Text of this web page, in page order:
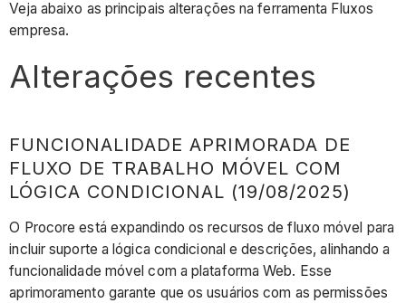
Veja abaixo as principais alterações na ferramenta Fluxos
empresa.
Alterações recentes
FUNCIONALIDADE APRIMORADA DE
FLUXO DE TRABALHO MÓVEL COM
LÓGICA CONDICIONAL (19/08/2025)
O Procore está expandindo os recursos de fluxo móvel para
incluir suporte a lógica condicional e descrições, alinhando a
funcionalidade móvel com a plataforma Web. Esse
aprimoramento garante que os usuários com as permissões